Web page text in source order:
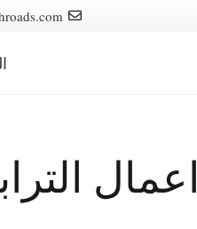
اعمال